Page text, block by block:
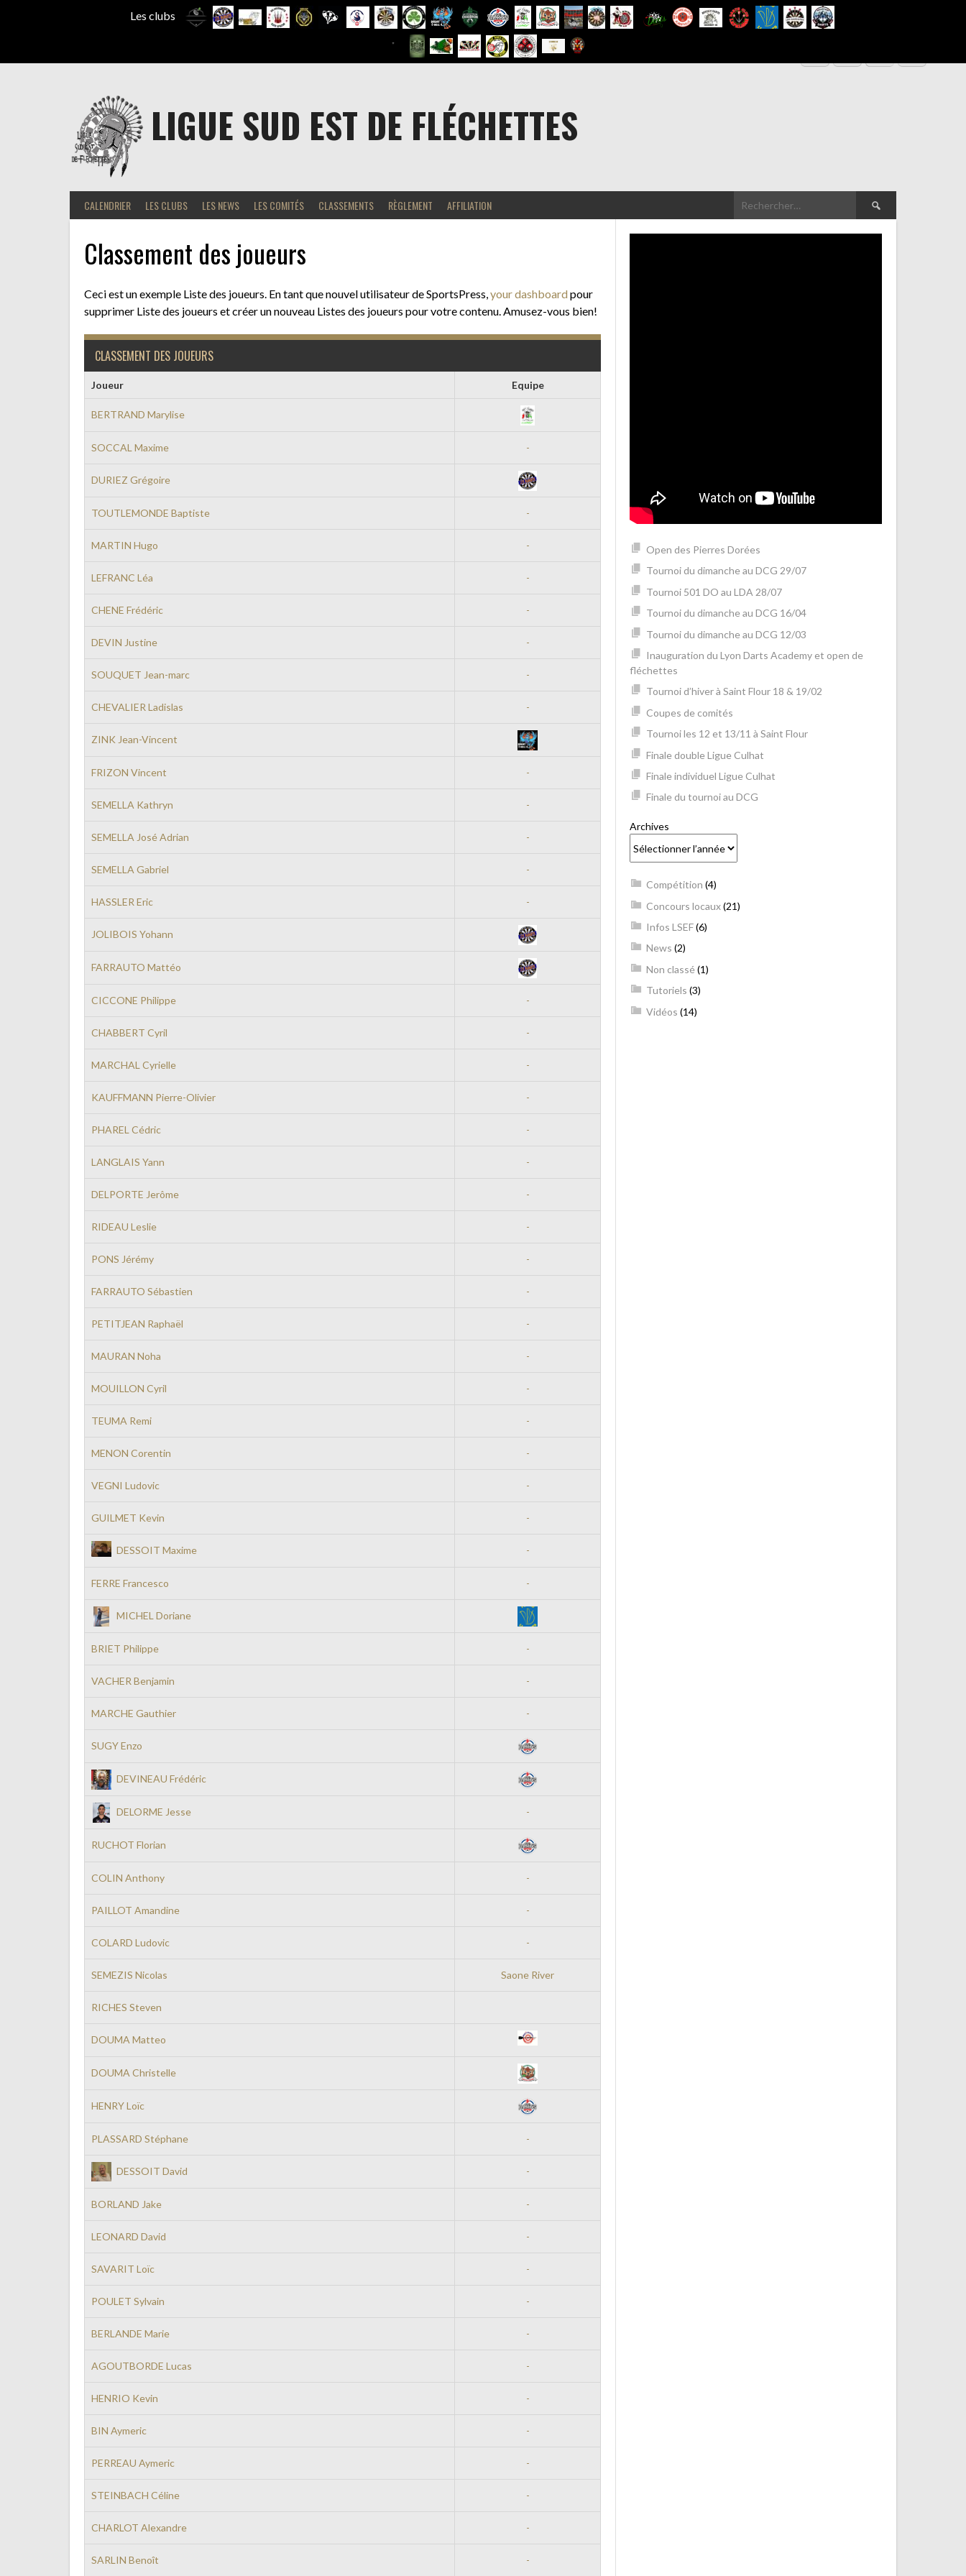
Les clubs
LIGUE SUD EST DE FLÉCHETTES
CALENDRIER LES CLUBS LES NEWS LES COMITÉS CLASSEMENTS RÈGLEMENT AFFILIATION Rechercher :
Classement des joueurs
Ceci est un exemple Liste des joueurs. En tant que nouvel utilisateur de SportsPress,your dashboardpour
supprimer Liste des joueurs et créer un nouveau Listes des joueurs pour votre contenu. Amusez-vous bien!
CLASSEMENT DES JOUEURS
Joueur Equipe
BERTRAND Marylise
SOCCAL Maxime -
DURIEZ Grégoire
TOUTLEMONDE Baptiste -
MARTIN Hugo -
LEFRANC Léa -
CHENE Frédéric -
DEVIN Justine -
SOUQUET Jean-marc -
CHEVALIER Ladislas -
ZINK Jean-Vincent
FRIZON Vincent -
SEMELLA Kathryn -
SEMELLA José Adrian -
SEMELLA Gabriel -
HASSLER Eric -
JOLIBOIS Yohann
FARRAUTO Mattéo
CICCONE Philippe -
CHABBERT Cyril -
MARCHAL Cyrielle -
KAUFFMANN Pierre-Olivier -
PHAREL Cédric -
LANGLAIS Yann -
DELPORTE Jerôme -
RIDEAU Leslie -
PONS Jérémy -
FARRAUTO Sébastien -
PETITJEAN Raphaël -
MAURAN Noha -
MOUILLON Cyril -
TEUMA Remi -
MENON Corentin -
VEGNI Ludovic -
GUILMET Kevin -
DESSOIT Maxime -
FERRE Francesco -
MICHEL Doriane
BRIET Philippe -
VACHER Benjamin -
MARCHE Gauthier -
SUGY Enzo
DEVINEAU Frédéric
DELORME Jesse -
RUCHOT Florian
COLIN Anthony -
PAILLOT Amandine -
COLARD Ludovic -
SEMEZIS Nicolas Saone River
RICHES Steven
DOUMA Matteo
DOUMA Christelle
HENRY Loïc
PLASSARD Stéphane -
DESSOIT David -
BORLAND Jake -
LEONARD David -
SAVARIT Loïc -
POULET Sylvain -
BERLANDE Marie -
AGOUTBORDE Lucas -
HENRIO Kevin -
BIN Aymeric -
PERREAU Aymeric -
STEINBACH Céline -
CHARLOT Alexandre -
SARLIN Benoît -
Open des Pierres Dorées
Tournoi du dimanche au DCG 29/07
Tournoi 501 DO au LDA 28/07
Tournoi du dimanche au DCG 16/04
Tournoi du dimanche au DCG 12/03
Inauguration du Lyon Darts Academy et open de
fléchettes
Tournoi d’hiver à Saint Flour 18 & 19/02
Coupes de comités
Tournoi les 12 et 13/11 à Saint Flour
Finale double Ligue Culhat
Finale individuel Ligue Culhat
Finale du tournoi au DCG
Archives
Compétition (4)
Concours locaux(21)
Infos LSEF(6)
News (2)
Non classé (1)
Tutoriels (3)
Vidéos (14)